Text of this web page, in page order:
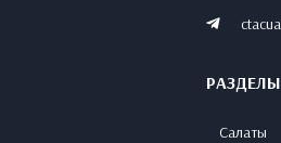
ctacua
РАЗДЕЛЫ
Салаты